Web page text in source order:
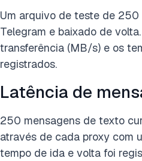
Um arquivo de teste de
Telegram e baixado de
transferência (MB/s) e os
registrados.
Latência de
250 mensagens de texto
através de cada proxy com
tempo de ida e volta foi